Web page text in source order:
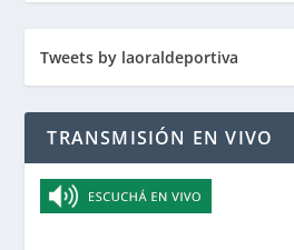
Tweets by laoraldeportiva
TRANSMISIÓN EN VIVO